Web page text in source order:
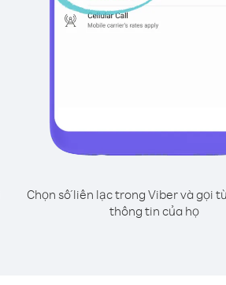
Chọn số liên lạc trong Viber và gọi
thông tin của họ